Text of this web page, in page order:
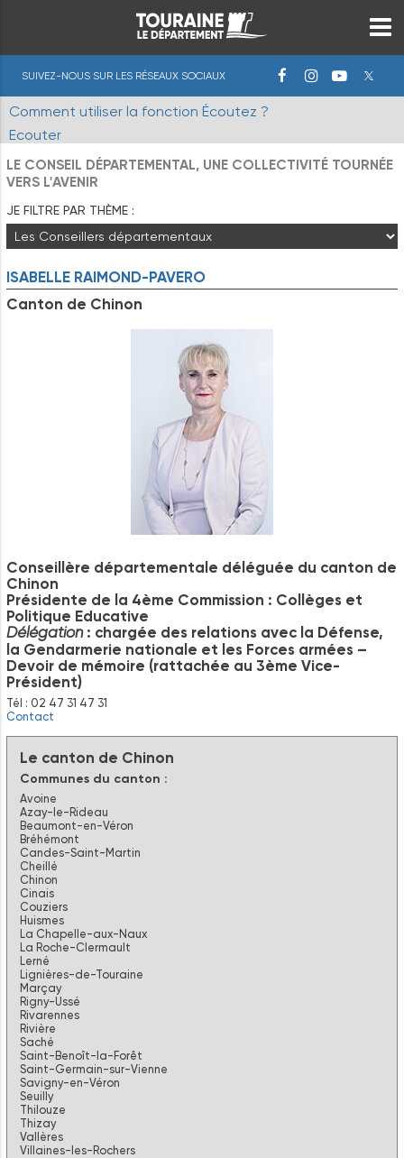
SUIVEZ-NOUS SUR LES RÉSEAUX SOCIAUX
Comment utiliser la fonction Écoutez ?
Ecouter
LE CONSEIL DÉPARTEMENTAL, UNE COLLECTIVITÉ TOURNÉE
VERS L'AVENIR
JE FILTRE PAR THÈME :
ISABELLE RAIMOND-PAVERO
Canton de Chinon
Conseillère départementale déléguée du canton de
Chinon
Présidente de la 4ème Commission : Collèges et
Politique Educative
Délégation: chargée des relations avec la Défense,
la Gendarmerie nationale et les Forces armées –
Devoir de mémoire (rattachée au 3ème Vice-
Président)
Tél : 02 47 31 47 31
Contact
Le canton de Chinon
Communes du canton :
Avoine
Azay-le-Rideau
Beaumont-en-Véron
Bréhémont
Candes-Saint-Martin
Cheillé
Chinon
Cinais
Couziers
Huismes
La Chapelle-aux-Naux
La Roche-Clermault
Lerné
Lignières-de-Touraine
Marçay
Rigny-Ussé
Rivarennes
Rivière
Saché
Saint-Benoît-la-Forêt
Saint-Germain-sur-Vienne
Savigny-en-Véron
Seuilly
Thilouze
Thizay
Vallères
Villaines-les-Rochers